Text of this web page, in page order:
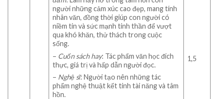
người những cảm xúc cao đẹp, mang tính
nhân văn, đồng thời giúp con người có
niềm tin và sức mạnh tinh thần để vượt
qua khó khăn, thử thách trong cuộc
sống.
– Cuốn sách hay: Tác phẩm văn học đích
thực, giá trị và hấp dẫn người đọc.
– Nghệ sĩ: Người tạo nên những tác
phẩm nghệ thuật kết tinh tài năng và tâm
hồn.
1,5